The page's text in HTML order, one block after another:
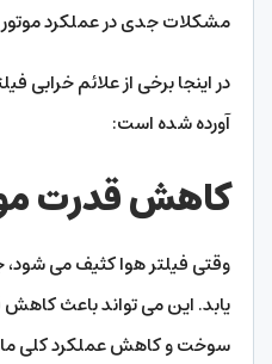
مشکلات جدی در عملکرد
در اینجا برخی از علائم خرابی
آورده شده است:
کاهش قدرت
وقتی فیلتر هوا کثیف می
یابد. این می تواند باعث
سوخت و کاهش عملکرد کلی